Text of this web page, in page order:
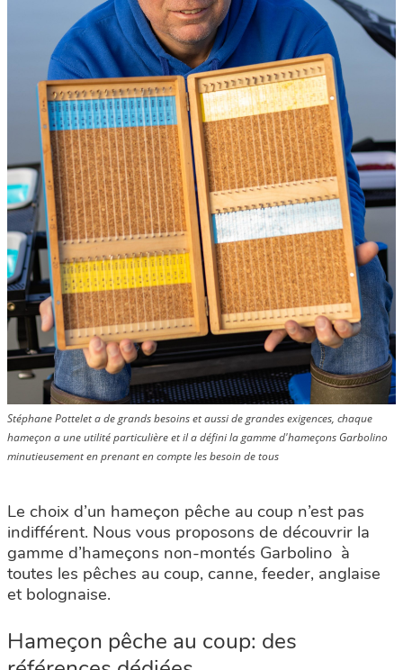
Stéphane Pottelet a de grands besoins et aussi de grandes exigences, chaque
hameçon a une utilité particulière et il a défini la gamme d'hameçons Garbolino
minutieusement en prenant en compte les besoin de tous
Le choix d’un hameçon pêche au coup n’est pas
indifférent. Nous vous proposons de découvrir la
gamme d’hameçons non-montés Garbolino à
toutes les pêches au coup, canne, feeder, anglaise
et bolognaise.
Hameçon pêche au coup: des